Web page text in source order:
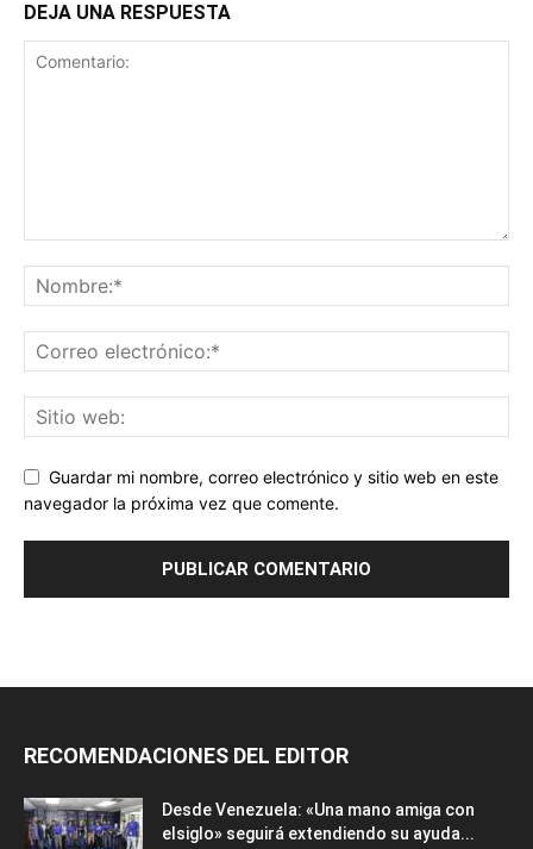
DEJA UNA RESPUESTA
Guardar mi nombre, correo electrónico y sitio web en este
navegador la próxima vez que comente.
RECOMENDACIONES DEL EDITOR
Desde Venezuela: «Una mano amiga con
elsiglo» seguirá extendiendo su ayuda...